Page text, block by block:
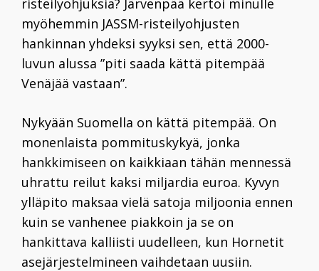
myöhemmin JASSM-risteilyohjusten
hankinnan yhdeksi syyksi sen, että 2000-
luvun alussa ”piti saada kättä pitempää
Venäjää vastaan”.
Nykyään Suomella on kättä pitempää. On
monenlaista pommituskykyä, jonka
hankkimiseen on kaikkiaan tähän mennessä
uhrattu reilut kaksi miljardia euroa. Kyvyn
ylläpito maksaa vielä satoja miljoonia ennen
kuin se vanhenee piakkoin ja se on
hankittava kalliisti uudelleen, kun Hornetit
asejärjestelmineen vaihdetaan uusiin.